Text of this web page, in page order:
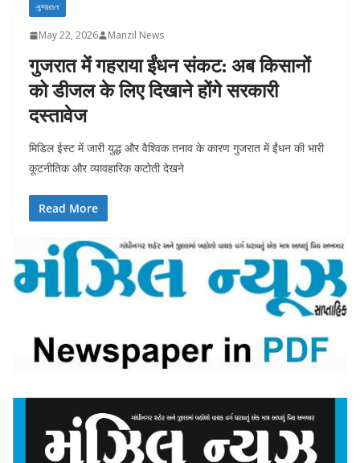
ગુજરાત
May 22, 2026 Manzil News
गुजरात में गहराया ईंधन संकट: अब किसानों
को डीजल के लिए दिखाने होंगे सरकारी
दस्तावेज
मिडिल ईस्ट में जारी युद्ध और वैश्विक तनाव के कारण गुजरात में ईंधन की भारी
कूटनीतिक और व्यावहारिक कटोती देखने
Read More